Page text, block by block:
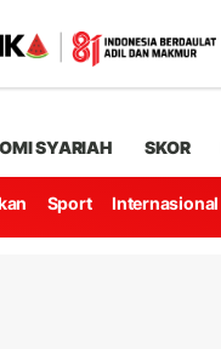
SYARIAH SKOR
Sport Internasional